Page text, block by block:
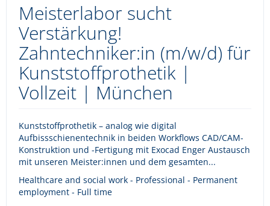
Meisterlabor sucht
Verstärkung!
Zahntechniker:in (m/w/d) für
Kunststoffprothetik |
Vollzeit | München
Kunststoffprothetik – analog wie digital
Aufbissschienentechnik in beiden Workflows CAD/CAM-
Konstruktion und -Fertigung mit Exocad Enger Austausch
mit unseren Meister:innen und dem gesamten...
Healthcare and social work - Professional - Permanent
employment - Full time